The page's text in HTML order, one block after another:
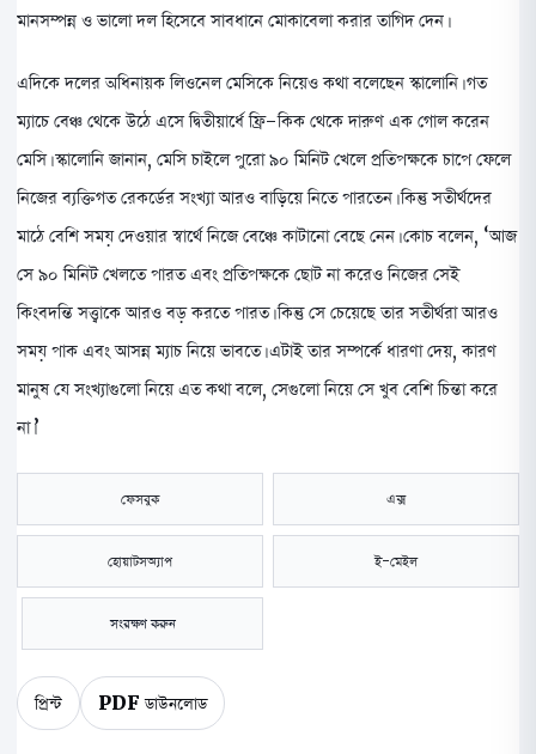
মানসম্পন্ন ও ভালো দল হিসেবে সাবধানে মোকাবেলা করার তাগিদ দেন।
এদিকে দলের অধিনায়ক লিওনেল মেসিকে নিয়েও কথা বলেছেন স্কালোনি। গত
ম্যাচে বেঞ্চ থেকে উঠে এসে দ্বিতীয়ার্ধে ফ্রি-কিক থেকে দারুণ এক গোল করেন
মেসি। স্কালোনি জানান, মেসি চাইলে পুরো ৯০ মিনিট খেলে প্রতিপক্ষকে চাপে ফেলে
নিজের ব্যক্তিগত রেকর্ডের সংখ্যা আরও বাড়িয়ে নিতে পারতেন। কিন্তু সতীর্থদের
মাঠে বেশি সময় দেওয়ার স্বার্থে নিজে বেঞ্চে কাটানো বেছে নেন। কোচ বলেন, ‘আজ
সে ৯০ মিনিট খেলতে পারত এবং প্রতিপক্ষকে ছোট না করেও নিজের সেই
কিংবদন্তি সত্ত্বাকে আরও বড় করতে পারত। কিন্তু সে চেয়েছে তার সতীর্থরা আরও
সময় পাক এবং আসন্ন ম্যাচ নিয়ে ভাবতে। এটাই তার সম্পর্কে ধারণা দেয়, কারণ
মানুষ যে সংখ্যাগুলো নিয়ে এত কথা বলে, সেগুলো নিয়ে সে খুব বেশি চিন্তা করে
না।’
ফেসবুক এক্স
হোয়াটসঅ্যাপ ই-মেইল
সংরক্ষণ করুন
প্রিন্ট PDF ডাউনলোড